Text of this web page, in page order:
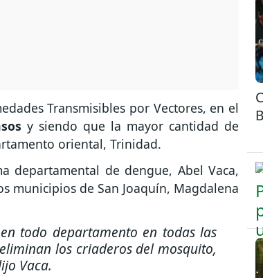
Transmisibles por Vectores, en el
y siendo que la mayor cantidad de
oriental, Trinidad.
departamental de dengue, Abel Vaca,
municipios de San Joaquín, Magdalena
todo departamento en todas las
los criaderos del mosquito,
Vaca.